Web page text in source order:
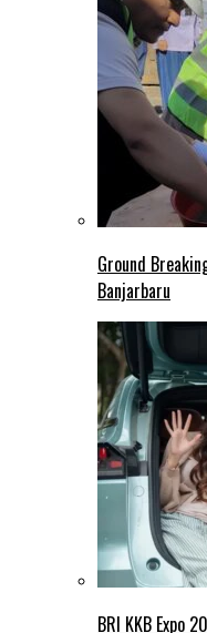
Ground
Banjarbaru
BRI KKB Expo